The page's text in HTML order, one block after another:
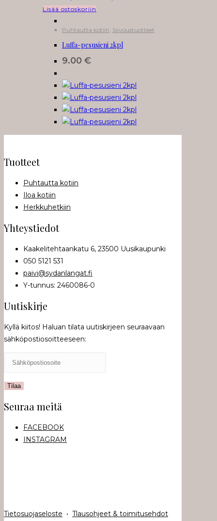
Lisää ostoskoriin
Puhtautta kotiin, Siivoustuotteet
Luffa-pesusieni 2kpl
9.00 €
Tuotteet
Puhtautta kotiin
Iloa kotiin
Herkkuhetkiin
Yhteystiedot
Kaakelitehtaankatu 6, 23500 Uusikaupunki
050 5121 531
paivi@sydanlangat.fi
Y-tunnus: 2460086-0
Uutiskirje
Kyllä kiitos! Haluan tilata uutiskirjeen seuraavaan
sähköpostiosoitteeseen:
Seuraa meitä
FACEBOOK
INSTAGRAM
Tietosuojaseloste • Tlausohjeet & toimitusehdot